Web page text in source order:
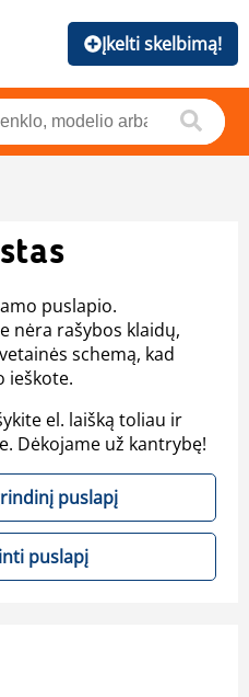
Įkelti skelbimą!
puslapio.
nėra rašybos klaidų,
schemą, kad
ieškote.
el. laišką toliau ir
Dėkojame už kantrybę!
puslapį
puslapį